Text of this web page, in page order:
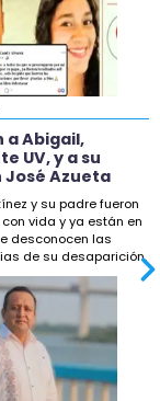
y a su padre
en
Sefiplan por
tras
a Abigail,
UV, y a su
José Azueta
y su padre fueron
vida y ya están en
desconocen las
de su desaparición.